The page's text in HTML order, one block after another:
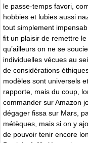
le passe-temps favori,
hobbies et lubies aussi
tout simplement
fit un plaisir de remettre
qu’ailleurs on ne se
individuelles vécues au
de considérations
modèles sont universels
rapporte, mais du coup,
commander sur Amazon
dégager fissa sur Mars,
métèques, mais si on y
de pouvoir tenir encore